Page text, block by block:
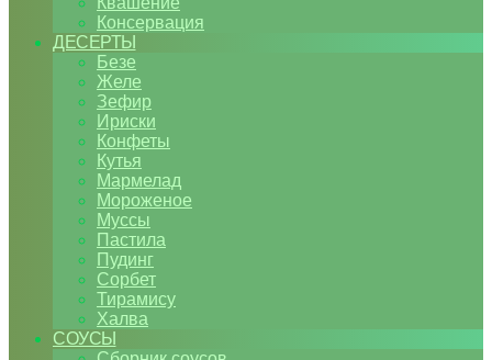
Консервация
ДЕСЕРТЫ
Безе
Желе
Зефир
Ириски
Конфеты
Кутья
Мармелад
Мороженое
Муссы
Пастила
Пудинг
Сорбет
Тирамису
Халва
СОУСЫ